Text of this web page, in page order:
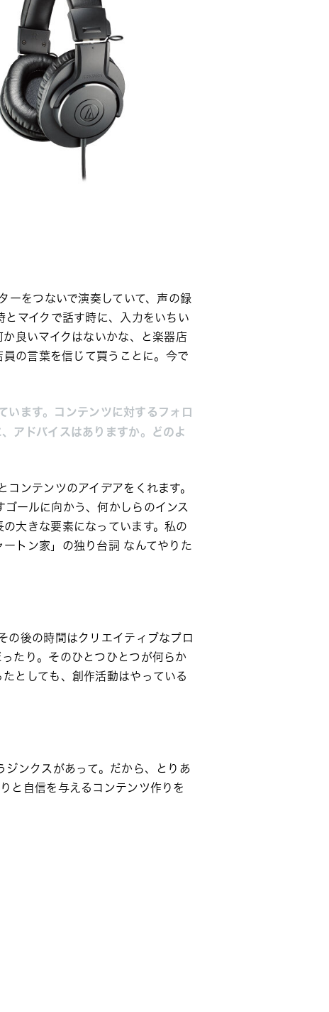
をつないで演奏していて、声の録
マイクで話す時に、入力をいちい
良いマイクはないかな、と楽器店
の言葉を信じて買うことに。今で
ます。コンテンツに対するフォロ
アドバイスはありますか。どのよ
ンテンツのアイデアをくれます。
ールに向かう、何かしらのインス
大きな要素になっています。私の
ートン家」の独り台詞 なんてやりた
の後の時間はクリエイティブなプロ
たり。そのひとつひとつが何らか
としても、創作活動はやっている
ンクスがあって。だから、とりあ
と自信を与えるコンテンツ作りを